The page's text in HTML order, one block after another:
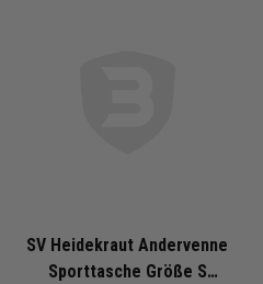
SV Heidekraut Andervenne
Sporttasche Größe S